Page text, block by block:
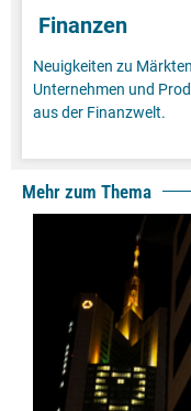
Finanzen
Neuigkeiten zu
Unternehmen und
aus der Finanzwelt.
Mehr zum Thema